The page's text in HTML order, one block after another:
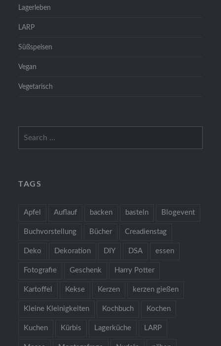
Lagerleben
LARP
Süßspeisen
Vegan
Vegetarisch
TAGS
Apfel Auflauf backen basteln Blogevent
Buchvorstellung Bücher Creadienstag
Deko Dekoration DIY DSA essen
Fotografie Geschenk Harry Potter
Kartoffel Kekse Kerzen kerzen gießen
Kleine Kleinigkeiten Kochbuch Kochen
Kuchen Kürbis Lagerküche LARP